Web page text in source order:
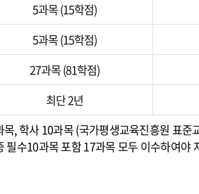
5과목 (15학점)
5과목 (15학점)
27과목 (81학점)
최단 2년
, 학사 10과목 (국가평생교육진흥원 표준
수10과목 포함 17과목 모두 이수하여야